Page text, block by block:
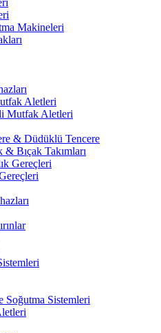
Makineleri
Aletleri
Mutfak Aletleri
& Düdüklü Tencere
Bıçak Takımları
Gereçleri
Soğutma Sistemleri